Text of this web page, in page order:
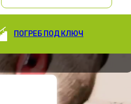
ПОГРЕБ ПОД КЛЮЧ